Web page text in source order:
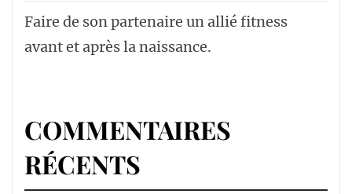
Faire de son partenaire un allié fitness
avant et après la naissance.
COMMENTAIRES
RÉCENTS